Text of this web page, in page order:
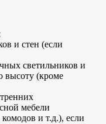
и стен (если
светильников и
высоту (кроме
мебели
и т.д.), если